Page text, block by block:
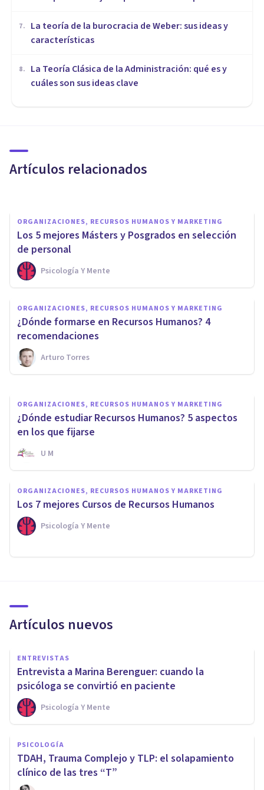
7.
La teoría de la burocracia de Weber: sus ideas y
características
8.
La Teoría Clásica de la Administración: qué es y
cuáles son sus ideas clave
Artículos relacionados
Nuevo curso del Máster de
(UMA)
ORGANIZACIONES, RECURSOS HUMANOS Y MARKETING
​Los 5 mejores Másters y Posgrados en selección
de personal
Psicología Y Mente
ORGANIZACIONES, RECURSOS HUMANOS Y MARKETING
¿Dónde formarse en Recursos Humanos? 4
recomendaciones
Arturo Torres
ORGANIZACIONES, RECURSOS HUMANOS Y MARKETING
¿Cómo encontrar la mejor
formación en Recursos
Humanos adaptada a ti?
U M
ORGANIZACIONES, RECURSOS HUMANOS Y MARKETING
¿Dónde estudiar Recursos Humanos? 5 aspectos
en los que fijarse
U M
ORGANIZACIONES, RECURSOS HUMANOS Y MARKETING
Los 7 mejores Cursos de Recursos Humanos
Psicología Y Mente
Artículos nuevos
ENTREVISTAS
Entrevista a Marina Berenguer: cuando la
psicóloga se convirtió en paciente
Psicología Y Mente
PSICOLOGÍA
TDAH, Trauma Complejo y TLP: el solapamiento
clínico de las tres “T”